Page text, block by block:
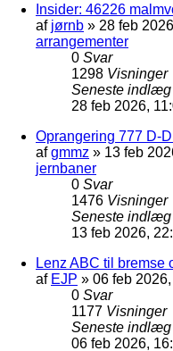
Insider: 46226
af jørnb » 28 feb
arrangementer
0 Svar
1298 Visninger
Seneste indlæg
28 feb 2026,
Oprangering 777 D-
afgmmz » 13 feb
jernbaner
0 Svar
1476 Visninger
Seneste indlæg
13 feb 2026,
Lenz ABC til bremse
af EJP » 06 feb
0 Svar
1177 Visninger
Seneste indlæg
06 feb 2026,